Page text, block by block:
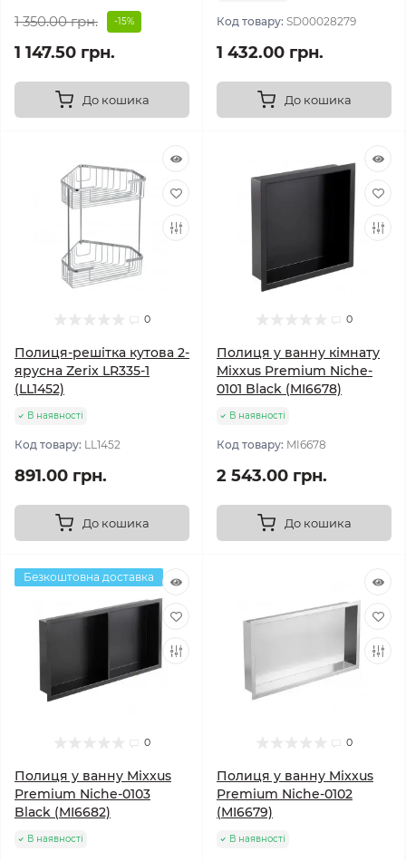
1 350.00 грн. -15%
1 147.50 грн.
До кошика
Код товару: SD00028279
1 432.00 грн.
До кошика
0
Полиця-решітка кутова 2-
ярусна Zerix LR335-1
(LL1452)
В наявності
Код товару: LL1452
891.00 грн.
До кошика
0
Полиця у ванну кімнату
Mixxus Premium Niche-
0101 Black (MI6678)
В наявності
Код товару: MI6678
2 543.00 грн.
До кошика
Безкоштовна доставка
0
Полиця у ванну Mixxus
Premium Niche-0103
Black (MI6682)
В наявності
0
Полиця у ванну Mixxus
Premium Niche-0102
(MI6679)
В наявності